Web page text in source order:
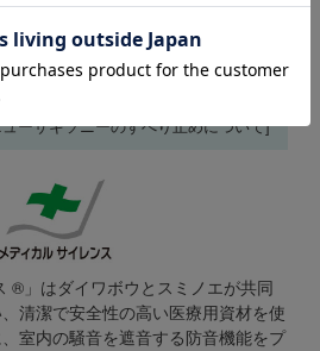
ーサキソニーのすべり止めについて]
®」はダイワボウとスミノエが共同
清潔で安全性の高い医療用資材を使
室内の騒音を遮音する防音機能をプ